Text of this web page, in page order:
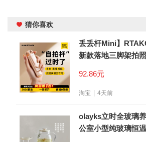
猜你喜欢
丢丢杆Mini】
新款落地三脚架拍
92.86元
淘宝 4天前
olayks立时全玻璃
公室小型纯玻璃恒